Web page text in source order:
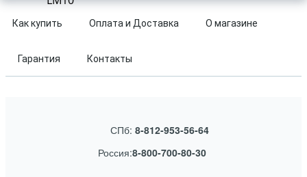
Как купить Оплата и Доставка О магазине
Гарантия Контакты
СПб: 8-812-953-56-64
Россия:8-800-700-80-30